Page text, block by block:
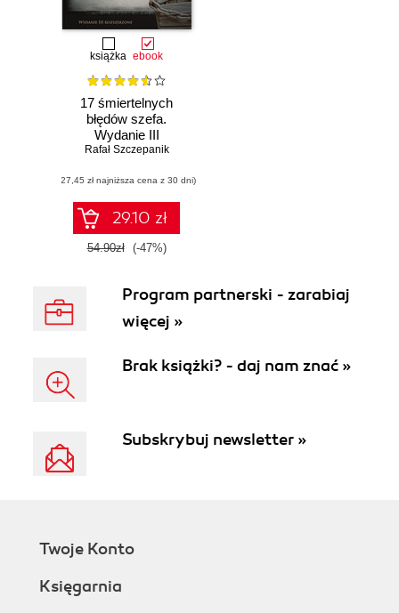
książka ebook
17 śmiertelnych
błędów szefa.
Wydanie III
rozszerzone
Rafał Szczepanik
(27,45 zł najniższa cena z 30 dni)
29.10 zł
54.90zł (-47%)
Program partnerski - zarabiaj
więcej »
Brak książki? - daj nam znać »
Subskrybuj newsletter »
Twoje Konto
Księgarnia